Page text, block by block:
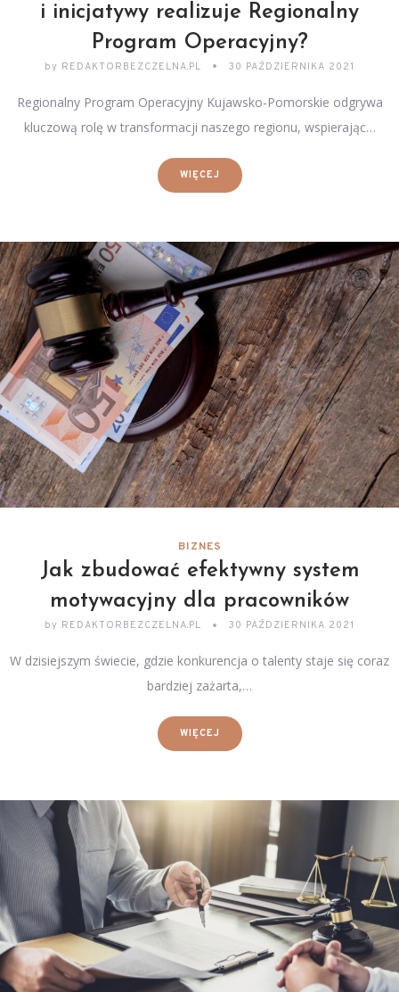
i inicjatywy realizuje Regionalny
Program Operacyjny?
by REDAKTORBEZCZELNA.PL 30 PAŹDZIERNIKA 2021
Regionalny Program Operacyjny Kujawsko-Pomorskie odgrywa
kluczową rolę w transformacji naszego regionu, wspierając…
WIĘCEJ
BIZNES
Jak zbudować efektywny system
motywacyjny dla pracowników
by REDAKTORBEZCZELNA.PL 30 PAŹDZIERNIKA 2021
W dzisiejszym świecie, gdzie konkurencja o talenty staje się coraz
bardziej zażarta,…
WIĘCEJ